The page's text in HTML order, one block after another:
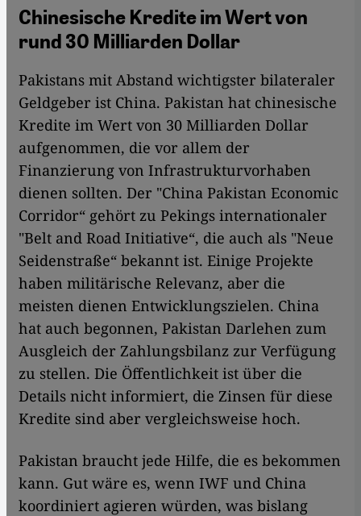
Chinesische Kredite im Wert von
rund 30 Milliarden Dollar
Pakistans mit Abstand wichtigster bilateraler
Geldgeber ist China. Pakistan hat chinesische
Kredite im Wert von 30 Milliarden Dollar
aufgenommen, die vor allem der
Finanzierung von Infrastrukturvorhaben
dienen sollten. Der "China Pakistan Economic
Corridor“ gehört zu Pekings internationaler
"Belt and Road Ini­tiative“, die auch als "Neue
Seidenstraße“ bekannt ist. Einige Projekte
haben militärische Relevanz, aber die
meisten dienen Entwicklungszielen. China
hat auch begonnen, Pakistan Darlehen zum
Ausgleich der Zahlungsbilanz zur Verfügung
zu stellen. Die Öffentlichkeit ist über die
Details nicht informiert, die Zinsen für diese
Kredite sind aber vergleichsweise hoch.
Pakistan braucht jede Hilfe, die es bekommen
kann. Gut wäre es, wenn IWF und China
koordiniert agieren würden, was bislang